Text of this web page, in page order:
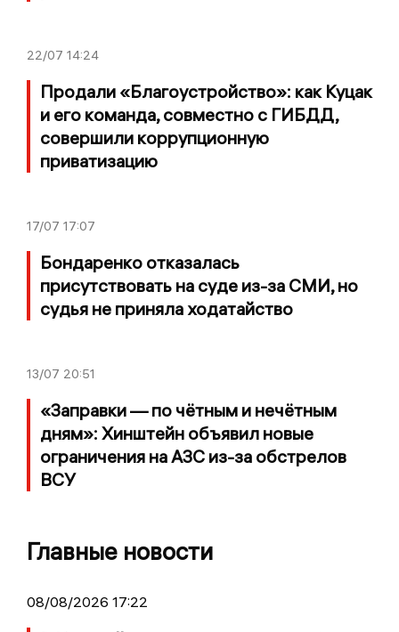
22/07 14:24
Продали «Благоустройство»: как Куцак
и его команда, совместно с ГИБДД,
совершили коррупционную
приватизацию
17/07 17:07
Бондаренко отказалась
присутствовать на суде из-за СМИ, но
судья не приняла ходатайство
13/07 20:51
«Заправки — по чётным и нечётным
дням»: Хинштейн объявил новые
ограничения на АЗС из-за обстрелов
ВСУ
Главные новости
08/08/2026 17:22